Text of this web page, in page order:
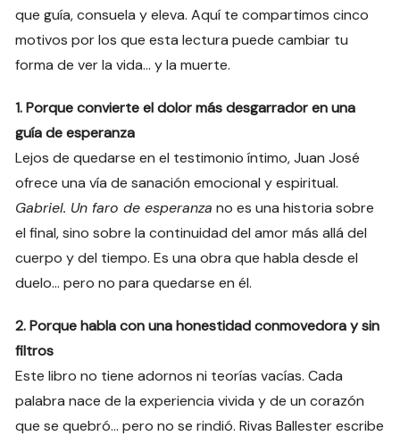
que guía, consuela y eleva. Aquí te compartimos cinco
motivos por los que esta lectura puede cambiar tu
forma de ver la vida… y la muerte.
1. Porque convierte el dolor más desgarrador en una
guía de esperanza
Lejos de quedarse en el testimonio íntimo, Juan José
ofrece una vía de sanación emocional y espiritual.
Gabriel. Un faro de esperanza no es una historia sobre
el final, sino sobre la continuidad del amor más allá del
cuerpo y del tiempo. Es una obra que habla desde el
duelo… pero no para quedarse en él.
2. Porque habla con una honestidad conmovedora y sin
filtros
Este libro no tiene adornos ni teorías vacías. Cada
palabra nace de la experiencia vivida y de un corazón
que se quebró… pero no se rindió. Rivas Ballester escribe